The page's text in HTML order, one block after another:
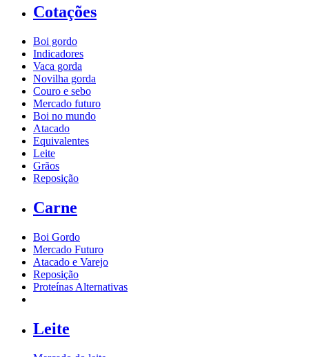
Cotações
Boi gordo
Indicadores
Vaca gorda
Novilha gorda
Couro e sebo
Mercado futuro
Boi no mundo
Atacado
Equivalentes
Leite
Grãos
Reposição
Carne
Boi Gordo
Mercado Futuro
Atacado e Varejo
Reposição
Proteínas Alternativas
Leite